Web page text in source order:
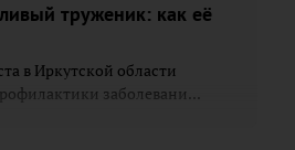
труженик: как её
в Иркутской области
заболевани...